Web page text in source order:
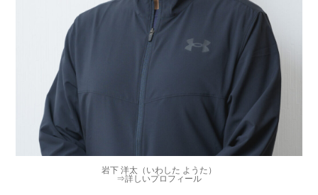
岩下 洋太（いわした ようた）
⇒詳しいプロフィール